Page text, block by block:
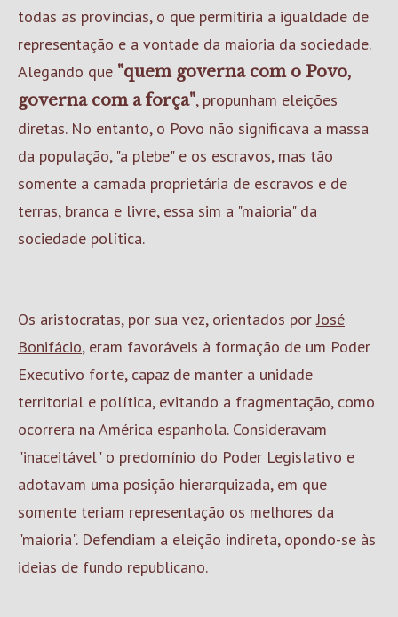
todas as províncias, o que permitiria a igualdade de
representação e a vontade da maioria da sociedade.
Alegando que "quem governa com o Povo,
governa com a força", propunham eleições
diretas. No entanto, o Povo não significava a massa
da população, "a plebe" e os escravos, mas tão
somente a camada proprietária de escravos e de
terras, branca e livre, essa sim a "maioria" da
sociedade política.
Os aristocratas, por sua vez, orientados porJosé
Bonifácio, eram favoráveis à formação de um Poder
Executivo forte, capaz de manter a unidade
territorial e política, evitando a fragmentação, como
ocorrera na América espanhola. Consideravam
"inaceitável" o predomínio do Poder Legislativo e
adotavam uma posição hierarquizada, em que
somente teriam representação os melhores da
"maioria". Defendiam a eleição indireta, opondo-se às
ideias de fundo republicano.